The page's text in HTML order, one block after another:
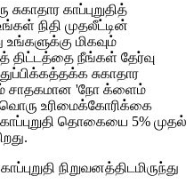
காப்புறுதித்
நிதி முதலீட்டின்
உங்களுக்கு மிகவும்
திட்டத்தை நீங்கள் தேர்வு
சுகாதார
சாதகமான 'நோ க்ளைம்
உரிமைக்கோரிக்கை
தொகையை 5% முதல்
நிறுவனத்திடமிருந்து